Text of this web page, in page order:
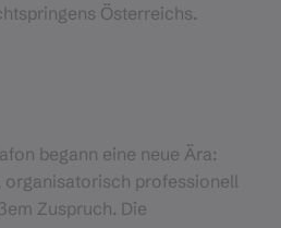
Österreichs.
begann eine neue Ära:
professionell
Zuspruch. Die